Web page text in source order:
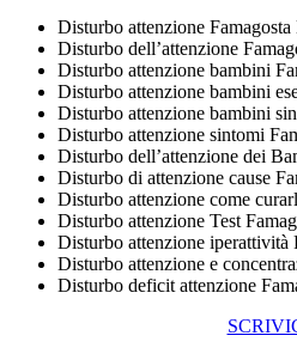
Disturbo attenzione
Disturbo dell’attenzione
Disturbo attenzione bambini
Disturbo attenzione bambini
Disturbo attenzione bambini
Disturbo attenzione sintomi
Disturbo dell’attenzione dei
Disturbo di attenzione cause
Disturbo attenzione come
Disturbo attenzione Test
Disturbo attenzione iperattività
Disturbo attenzione e
Disturbo deficit attenzione